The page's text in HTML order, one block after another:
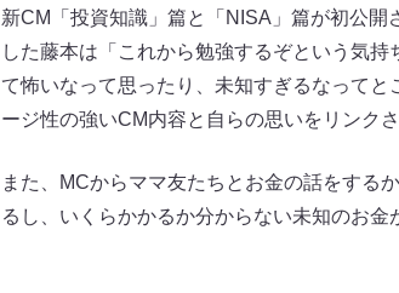
新CM「投資知識」篇と「NISA」篇が初公
した藤本は「これから勉強するぞという気
て怖いなって思ったり、未知すぎるなって
ージ性の強いCM内容と自らの思いをリンクさ
また、MCからママ友たちとお金の話をする
るし、いくらかかるか分からない未知のお金